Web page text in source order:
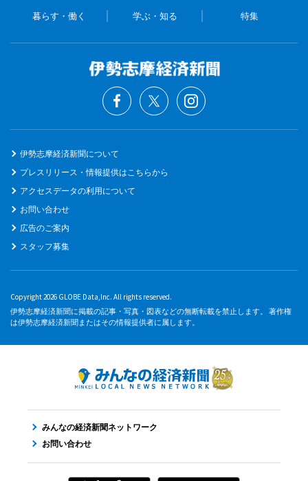
暮らす・働く 学ぶ・知る 特集
伊勢志摩経済新聞について
プレスリリース・情報提供はこちらから
アクセスデータの利用について
お問い合わせ
広告のご案内
スタッフ募集
Copyright 2026 GLOBE Data,Inc. All rights reserved.
伊勢志摩経済新聞に掲載の記事・写真・図表などの無断転載を禁止します。 著作権
は伊勢志摩経済新聞またはその情報提供者に属します。
みんなの経済新聞ネットワーク
お問い合わせ